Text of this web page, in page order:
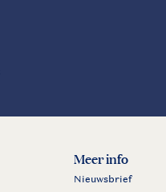
Meer info
Nieuwsbrief